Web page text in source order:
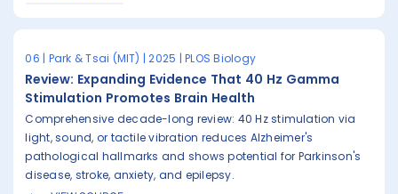
06 | Park & Tsai (MIT) | 2025 | PLOS Biology
Review: Expanding Evidence That 40 Hz Gamma
Stimulation Promotes Brain Health
Comprehensive decade-long review: 40 Hz stimulation via
light, sound, or tactile vibration reduces Alzheimer's
pathological hallmarks and shows potential for Parkinson's
disease, stroke, anxiety, and epilepsy.